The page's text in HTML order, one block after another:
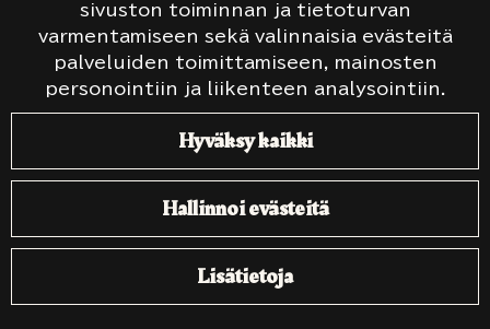
sivuston toiminnan ja tietoturvan
varmentamiseen sekä valinnaisia evästeitä
palveluiden toimittamiseen, mainosten
personointiin ja liikenteen analysointiin.
Hyväksy kaikki
Hallinnoi evästeitä
Lisätietoja
Sivuston kehittämiseen on saatu Leader-
rahoitusta.Lue lisää hankkeesta.
© Taistelijan Talo. Sivustolla olevat vanhat